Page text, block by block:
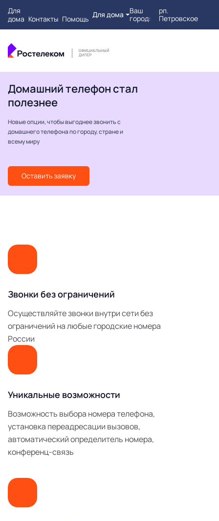
Для
дома Контакты Помощь Для дома
Ваш
город:
рп.
Петровское
Домашний телефон стал
полезнее
Новые опции, чтобы выгоднее звонить с
домашнего телефона по городу, стране и
всему миру
Оставить заявку
Звонки без ограничений
Осуществляйте звонки внутри сети без
ограничений на любые городские номера
России
Уникальные возможности
Возможность выбора номера телефона,
установка переадресации вызовов,
автоматический определитель номера,
конференц-связь